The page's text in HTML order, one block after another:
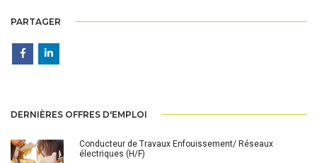
PARTAGER
DERNIÈRES OFFRES D'EMPLOI
Conducteur de Travaux Enfouissement/ Réseaux
électriques (H/F)